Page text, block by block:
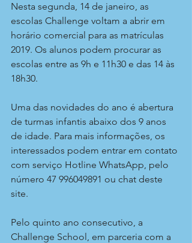
Nesta segunda, 14 de janeiro, as
escolas Challenge voltam a abrir em
horário comercial para as matrículas
2019. Os alunos podem procurar as
escolas entre as 9h e 11h30 e das 14 às
18h30.
Uma das novidades do ano é abertura
de turmas infantis abaixo dos 9 anos
de idade. Para mais informações, os
interessados podem entrar em contato
com serviço Hotline WhatsApp, pelo
número 47 996049891 ou chat deste
site.
Pelo quinto ano consecutivo, a
Challenge School, em parceria com a